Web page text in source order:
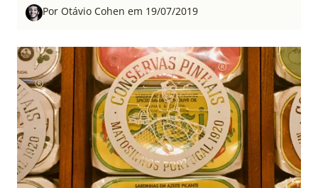
Por Otávio Cohen em 19/07/2019